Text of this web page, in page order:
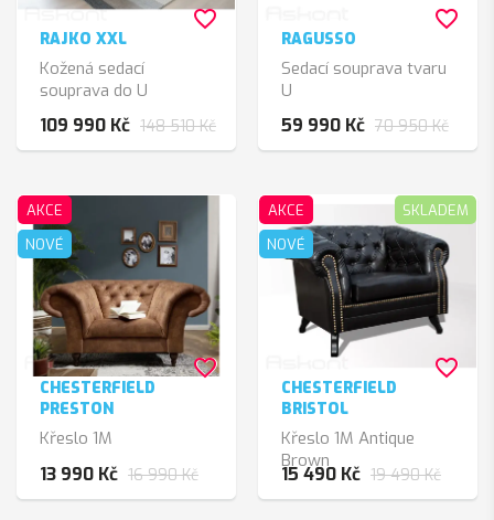
RAJKO XXL
Kožená sedací
souprava do U
109 990 Kč 148 510 Kč
favorite_border
RAGUSSO
Sedací souprava tvaru
U
59 990 Kč 70 950 Kč
favorite_border
AKCE
NOVÉ
CHESTERFIELD
PRESTON
Křeslo 1M
13 990 Kč 16 990 Kč
favorite_border
AKCE
NOVÉ
SKLADEM
CHESTERFIELD
BRISTOL
Křeslo 1M Antique
Brown
15 490 Kč 19 490 Kč
favorite_border